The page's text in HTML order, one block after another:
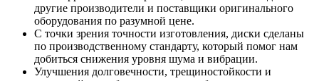
другие производители и поставщики оригинального
оборудования по разумной цене.
С точки зрения точности изготовления, диски сделаны
по производственному стандарту, который помог нам
добиться снижения уровня шума и вибрации.
Улучшения долговечности, трещиностойкости и